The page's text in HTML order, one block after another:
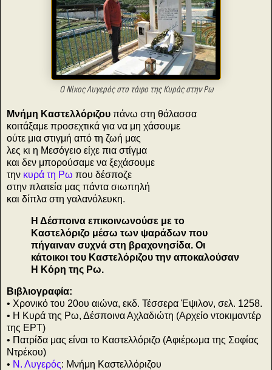
Ο Νίκος Λυγερός στο τάφο της Κυράς στην Ρω
Μνήμη Καστελλόριζου πάνω στη θάλασσα
κοιτάξαμε προσεχτικά για να μη χάσουμε
ούτε μια στιγμή από τη ζωή μας
λες κι η Μεσόγειο είχε πια στίγμα
και δεν μπορούσαμε να ξεχάσουμε
την κυρά τη Ρω που δέσποζε
στην πλατεία μας πάντα σιωπηλή
και δίπλα στη γαλανόλευκη.
Η Δέσποινα επικοινωνούσε με το
Καστελόριζο μέσω των ψαράδων που
πήγαιναν συχνά στη βραχονησίδα. Οι
κάτοικοι του Καστελόριζου την αποκαλούσαν
Η Κόρη της Ρω.
Βιβλιογραφία:
• Χρονικό του 20ου αιώνα, εκδ. Τέσσερα Έψιλον, σελ. 1258.
• Η Κυρά της Ρω, Δέσποινα Αχλαδιώτη (Αρχείο ντοκιμαντέρ
της ΕΡΤ)
• Πατρίδα μας είναι το Καστελλόριζο (Αφιέρωμα της Σοφίας
Ντρέκου)
• Ν. Λυγερός: Μνήμη Καστελλόριζου